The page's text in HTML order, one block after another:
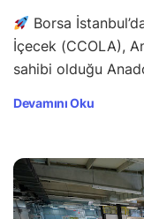
Borsa
İçecek (CCOLA),
sahibi olduğu
Devamını Oku